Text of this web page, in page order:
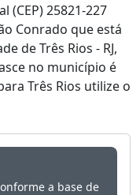
(CEP) 25821-227
Conrado que está
de Três Rios - RJ,
no município é
Três Rios utilize o
a base de